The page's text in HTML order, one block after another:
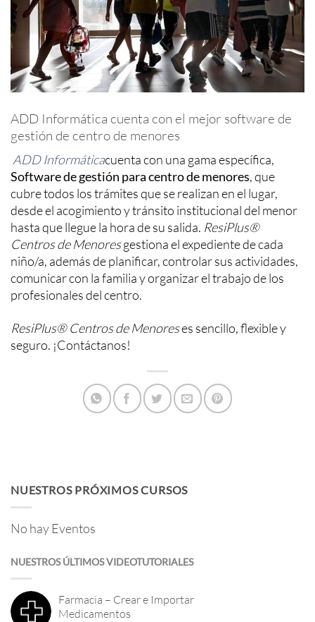
ADD Informática cuenta con el mejor software de
gestión de centro de menores
ADD Informáticacuenta con una gama específica,
Software de gestión para centro de menores, que
cubre todos los trámites que se realizan en el lugar,
desde el acogimiento y tránsito institucional del menor
hasta que llegue la hora de su salida. ResiPlus®
Centros de Menoresgestiona el expediente de cada
niño/a, además de planificar, controlar sus actividades,
comunicar con la familia y organizar el trabajo de los
profesionales del centro.
ResiPlus® Centros de Menoreses sencillo, flexible y
seguro. ¡Contáctanos!
NUESTROS PRÓXIMOS CURSOS
No hay Eventos
NUESTROS ÚLTIMOS VIDEOTUTORIALES
Farmacia – Crear e Importar
Medicamentos